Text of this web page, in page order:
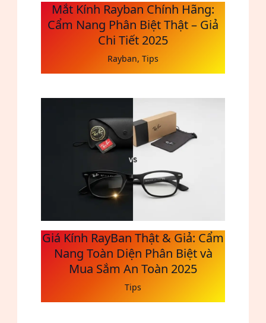
Mắt Kính Rayban Chính Hãng:
Cẩm Nang Phân Biệt Thật – Giả
Chi Tiết 2025
Rayban, Tips
Giá Kính RayBan Thật & Giả: Cẩm
Nang Toàn Diện Phân Biệt và
Mua Sắm An Toàn 2025
Tips